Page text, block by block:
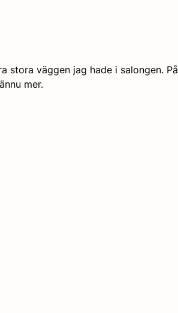
stora väggen jag hade i salongen. På
mer.